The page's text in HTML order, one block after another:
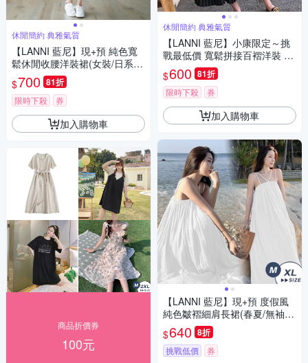
休閒簡約 典雅氣質
【LANNI 藍尼】現+預 純色寬
鬆休閒收腰洋裝裙(女裝/日系/
連身裙/連衣裙)
$700 81折
限時下殺 券
加入購物車
商品折價券
100元
休閒簡約 典雅氣質
【LANNI 藍尼】小康限定～挑
戰最低價 寬鬆拼接百褶洋裝 現
+預(女裝/連身裙/連衣裙)
$600 81折
限時下殺 券
加入購物車
【LANNI 藍尼】現+預 度假風
純色皺褶細肩長裙(春夏/無袖上
衣/海灘裙/海邊穿搭)
$640 8折
挑戰低價 券